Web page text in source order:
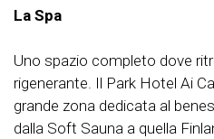
La Spa
Uno spazio completo dove
rigenerante. Il Park Hotel Ai
grande zona dedicata al
dalla Soft Sauna a quella